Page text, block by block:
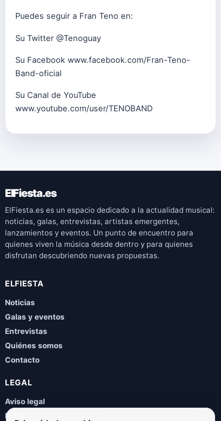
Puedes seguir a Fran Teno en:
Su Twitter @Tenoguay
Su Facebook www.facebook.com/Fran-Teno-
Band-oficial
Su Canal de YouTube
www.youtube.com/user/TENOBAND
ElFiesta.es
ElFiesta.es es un espacio dedicado a la actualidad musical:
noticias, galas, entrevistas, artistas emergentes,
lanzamientos y eventos. Un punto de encuentro para
quienes viven la música desde dentro y para quienes
disfrutan descubriendo nuevas propuestas.
ELFIESTA
Noticias
Galas y eventos
Entrevistas
Quiénes somos
Contacto
LEGAL
Aviso legal
Política de privacidad